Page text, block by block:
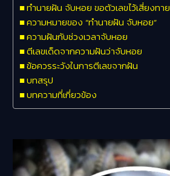
ทำนายฝัน จับหอย ขอตัวเลขไว้เสี่ยงทาย
ความหมายของ “ทำนายฝัน จับหอย”
ความฝันกับช่วงเวลาจับหอย
ตีเลขเด็ดจากความฝันว่าจับหอย
ข้อควรระวังในการตีเลขจากฝัน
บทสรุป
บทความที่เกี่ยวข้อง